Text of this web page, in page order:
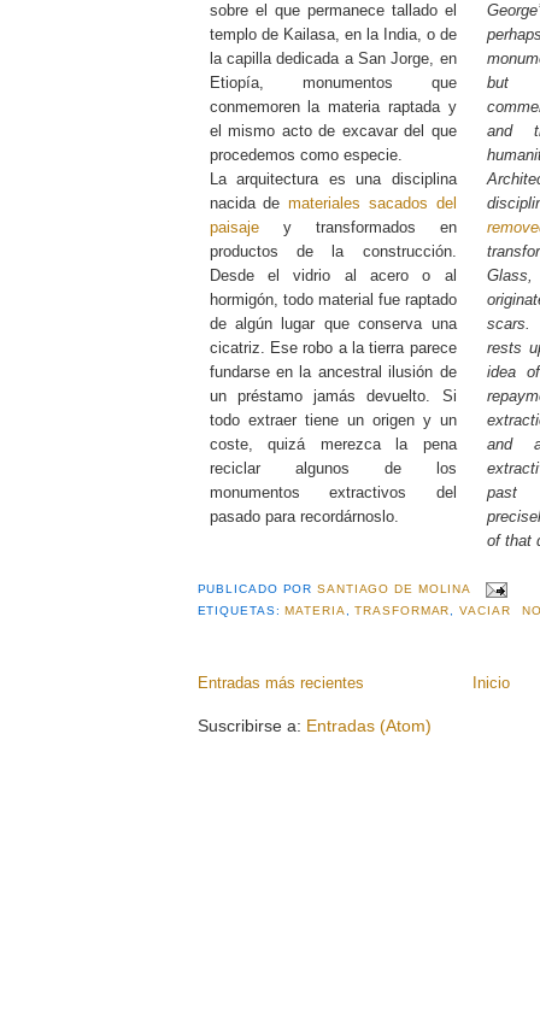
sobre el que permanece tallado el
templo de Kailasa, en la India, o de
la capilla dedicada a San Jorge, en
Etiopía, monumentos que
conmemoren la materia raptada y
el mismo acto de excavar del que
procedemos como especie.
La arquitectura es una disciplina
nacida demateriales sacados del
paisajey transformados en
productos de la construcción.
Desde el vidrio al acero o al
hormigón, todo material fue raptado
de algún lugar que conserva una
cicatriz. Ese robo a la tierra parece
fundarse en la ancestral ilusión de
un préstamo jamás devuelto. Si
todo extraer tiene un origen y un
coste, quizá merezca la pena
reciclar algunos de los
monumentos extractivos del
pasado para recordárnoslo.
but
and
scars.
rests
idea
and
past
of that
PUBLICADO PORSANTIAGO DE MOLINA
ETIQUETAS:MATERIA ,TRASFORMAR ,VACIAR
Entradas más recientes Inicio
Suscribirse a: Entradas (Atom)